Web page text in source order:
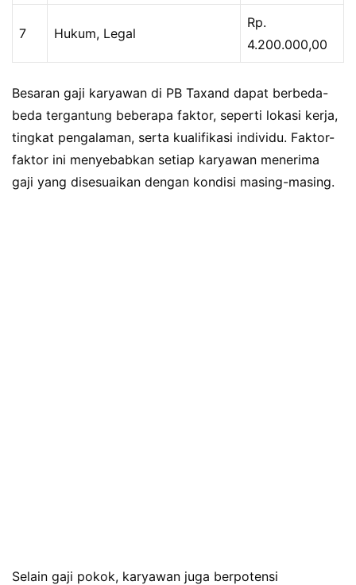
7 Hukum, Legal
Rp.
4.200.000,00
Besaran gaji karyawan di PB Taxand dapat berbeda-
beda tergantung beberapa faktor, seperti lokasi kerja,
tingkat pengalaman, serta kualifikasi individu. Faktor-
faktor ini menyebabkan setiap karyawan menerima
gaji yang disesuaikan dengan kondisi masing-masing.
Selain gaji pokok, karyawan juga berpotensi